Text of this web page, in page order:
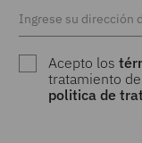
134.900
Boxer para